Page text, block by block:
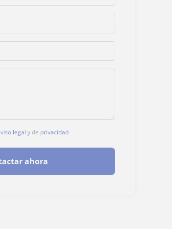
legal y de privacidad
ahora